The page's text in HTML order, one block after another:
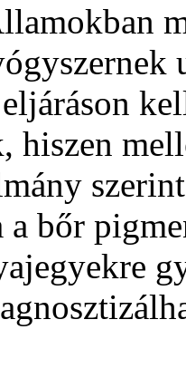
eljáráson
hiszen
bőr